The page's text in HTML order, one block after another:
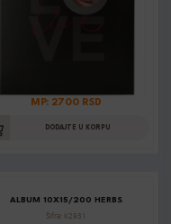
MP: 2700 RSD
DODAJTE U KORPU
ALBUM 10X15/200 HERBS
Šifra: K2931